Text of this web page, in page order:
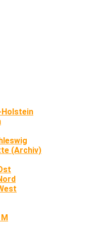
Holstein
(Archiv)